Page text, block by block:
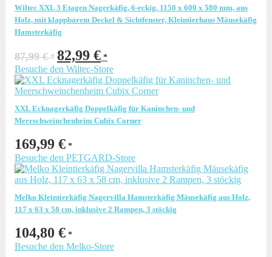
Wiltec XXL 3 Etagen Nagerkäfig, 6-eckig, 1150 x 600 x 580 mm, aus
Holz, mit klappbarem Deckel & Sichtfenster, Kleintierhaus Mäusekäfig
Hamsterkäfig
87,99€
Ursprünglicher
Preis
war:
87,99 €
82,99 € Preis
ist:
82,99 €.
Besuche den Wiltec-Store
XXL Ecknagerkäfig Doppelkäfig für Kaninchen- und
Meerschweinchenheim Cubix Corner
169,99 €
Besuche den PETGARD-Store
Melko Kleintierkäfig Nagervilla Hamsterkäfig Mäusekäfig aus Holz,
117 x 63 x 58 cm, inklusive 2 Rampen, 3 stöckig
104,80 €
Besuche den Melko-Store